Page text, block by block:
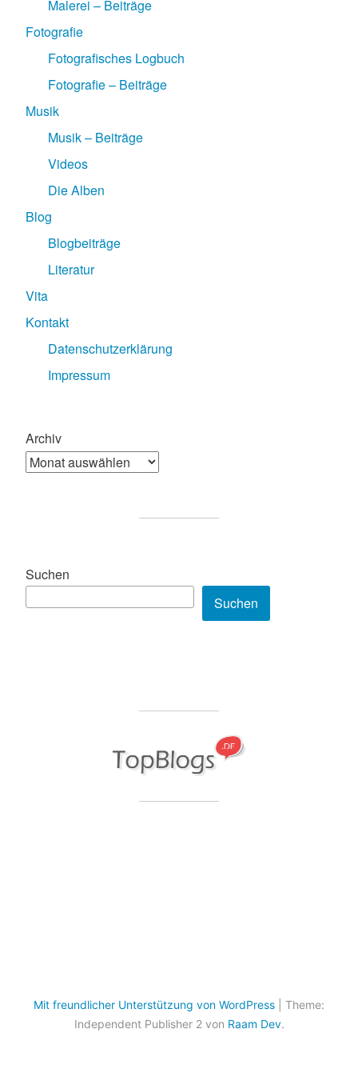
Malerei – Beiträge
Fotografie
Fotografisches Logbuch
Fotografie – Beiträge
Musik
Musik – Beiträge
Videos
Die Alben
Blog
Blogbeiträge
Literatur
Vita
Kontakt
Datenschutzerklärung
Impressum
Archiv
Suchen
Suchen
Mit freundlicher Unterstützung von WordPress
Theme:
Independent Publisher 2 von Raam Dev.